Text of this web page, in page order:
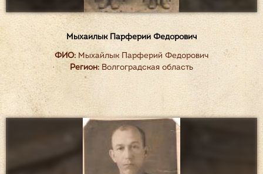
Мыхайлык Парферий Федорович
ФИО: Мыхайлык Парферий Федорович
Регион: Волгоградская область